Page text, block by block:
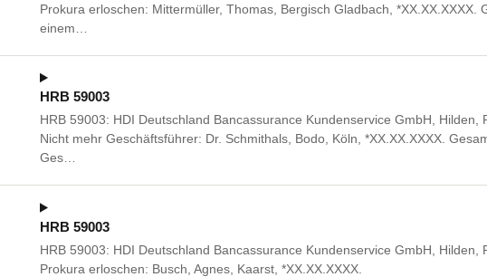
Prokura erloschen: Mittermüller, Thomas, Bergisch Gladbach, *XX.XX.XXXX.
einem…
HRB 59003
HRB 59003: HDI Deutschland Bancassurance Kundenservice GmbH, Hilden,
Nicht mehr Geschäftsführer: Dr. Schmithals, Bodo, Köln, *XX.XX.XXXX.
Ges…
HRB 59003
HRB 59003: HDI Deutschland Bancassurance Kundenservice GmbH, Hilden,
Prokura erloschen: Busch, Agnes, Kaarst, *XX.XX.XXXX.